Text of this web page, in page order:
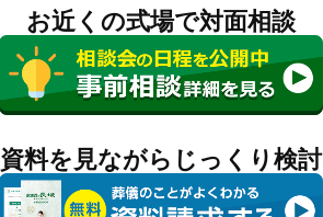
お近くの式場で対面相談
資料を見ながらじっくり検討